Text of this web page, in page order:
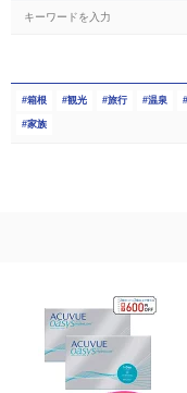
箱根 観光 旅行 温泉
家族